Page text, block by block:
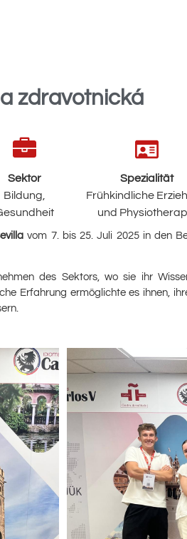
zdravotnická
vom 7. bis 25. Juli 2025 in den
des Sektors, wo sie ihr
Erfahrung ermöglichte es ihnen,
Sektor
Bildung
Spezialität
Frühkindliche
und